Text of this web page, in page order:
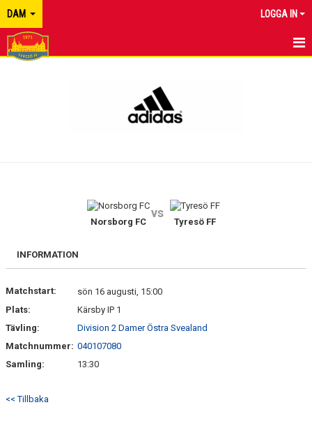
DAM LOGGA IN
DOKUMENT
Norsborg FC
vs
Tyresö FF
INFORMATION
Matchstart:
sön 16 augusti, 15:00
Plats:
Kärsby IP 1
Tävling:
Division 2 Damer Östra Svealand
Matchnummer: 040107080
Samling:
13:30
<< Tillbaka